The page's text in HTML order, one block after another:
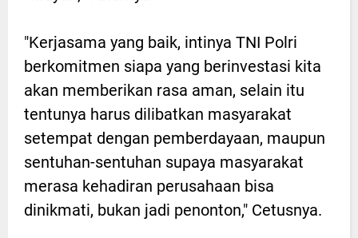
"Kerjasama yang baik, intinya TNI Polri
berkomitmen siapa yang berinvestasi kita
akan memberikan rasa aman, selain itu
tentunya harus dilibatkan masyarakat
setempat dengan pemberdayaan, maupun
sentuhan-sentuhan supaya masyarakat
merasa kehadiran perusahaan bisa
dinikmati, bukan jadi penonton," Cetusnya.